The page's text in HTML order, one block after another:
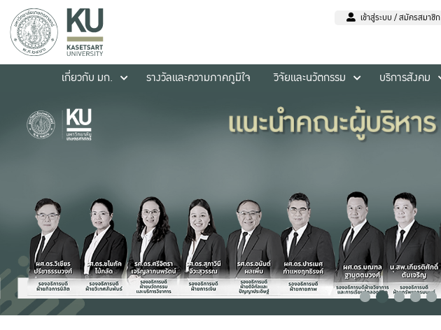
เข้าสู่ระบบ / สมัครสมาชิก
เกี่ยวกับ มก.
รางวัลและความภาคภูมิใจ วิจัยและนวัตกรรม บริการสังคม